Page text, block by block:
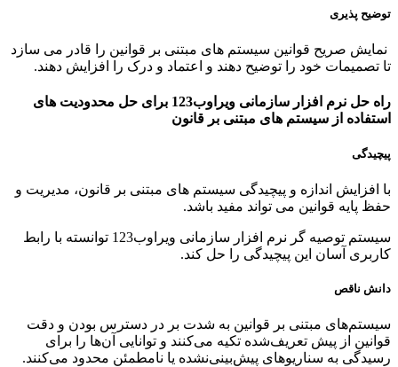
توضیح پذیری
نمایش صریح قوانین سیستم های مبتنی بر قوانین را قادر می سازد
تا تصمیمات خود را توضیح دهند و اعتماد و درک را افزایش دهند.
راه حل نرم افزار سازمانی ویراوب123 برای حل محدودیت های
استفاده از سیستم های مبتنی بر قانون
پیچیدگی
با افزایش اندازه و پیچیدگی سیستم های مبتنی بر قانون، مدیریت و
حفظ پایه قوانین می تواند مفید باشد.
سیستم توصیه گر نرم افزار سازمانی ویراوب123 توانسته با رابط
کاربری آسان این پیچیدگی را حل کند.
دانش ناقص
سیستم‌های مبتنی بر قوانین به شدت بر در دسترس بودن و دقت
قوانین از پیش تعریف‌شده تکیه می‌کنند و توانایی آن‌ها را برای
رسیدگی به سناریوهای پیش‌بینی‌نشده یا نامطمئن محدود می‌کنند.